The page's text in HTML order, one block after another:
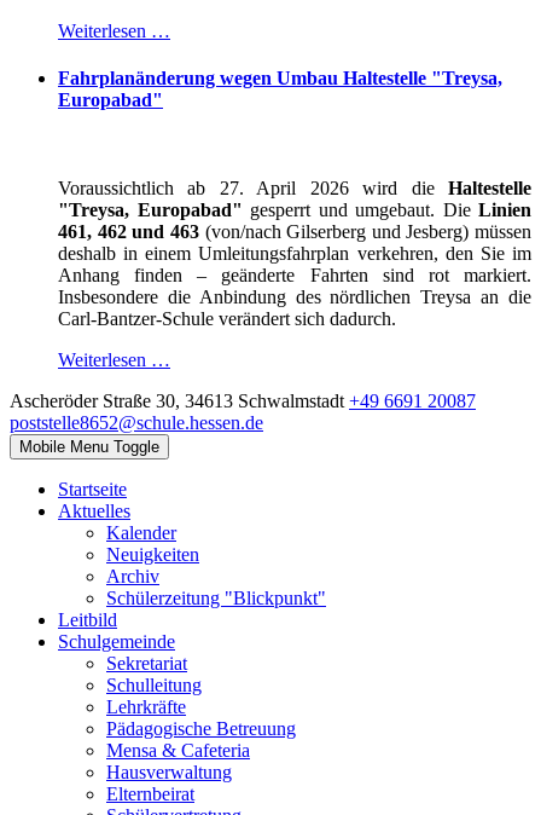
Weiterlesen …
Fahrplanänderung wegen Umbau Haltestelle "Treysa,
Europabad"
Voraussichtlich ab 27. April 2026 wird die Haltestelle
"Treysa, Europabad" gesperrt und umgebaut. DieLinien
461, 462 und 463(von/nach Gilserberg und Jesberg) müssen
deshalb in einem Umleitungsfahrplan verkehren, den Sie im
Anhang finden – geänderte Fahrten sind rot markiert.
Insbesondere die Anbindung des nördlichen Treysa an die
Carl-Bantzer-Schule verändert sich dadurch.
Weiterlesen …
Ascheröder Straße 30, 34613 Schwalmstadt +49 6691 20087
poststelle8652@schule.hessen.de
Mobile Menu Toggle
Startseite
Aktuelles
Kalender
Neuigkeiten
Archiv
Schülerzeitung "Blickpunkt"
Leitbild
Schulgemeinde
Sekretariat
Schulleitung
Lehrkräfte
Pädagogische Betreuung
Mensa & Cafeteria
Hausverwaltung
Elternbeirat